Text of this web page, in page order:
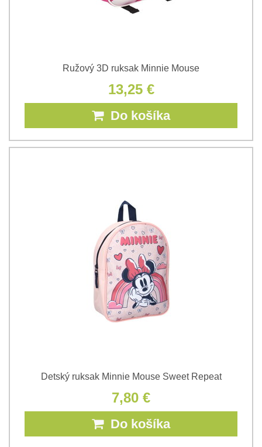
Ružový 3D ruksak Minnie Mouse
13,25 €
Do košíka
Detský ruksak Minnie Mouse Sweet Repeat
7,80 €
Do košíka